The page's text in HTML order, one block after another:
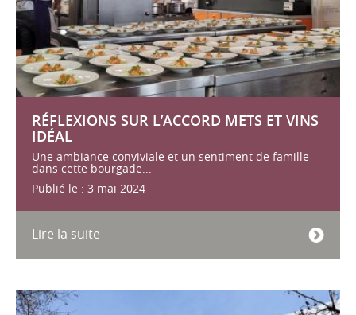
RÉFLEXIONS SUR L’ACCORD METS ET VINS
IDÉAL
Une ambiance conviviale et un sentiment de famille
dans cette bourgade...
Publié le : 3 mai 2024
Lire la suite